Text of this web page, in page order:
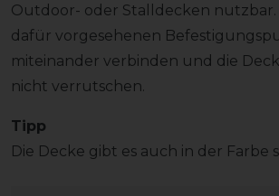
Outdoor- oder Stalldecken nutzbar.
dafür vorgesehenen
miteinander verbinden und die
nicht verrutschen.
Tipp
Die Decke gibt es auch in der Farbe